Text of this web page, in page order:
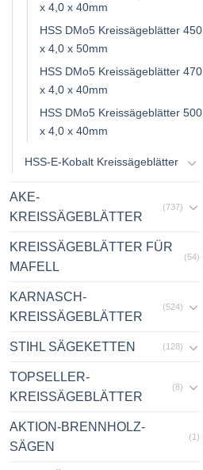
x 4,0 x 40mm
HSS DMo5 Kreissägeblätter 450
x 4,0 x 50mm
HSS DMo5 Kreissägeblätter 470
x 4,0 x 40mm
HSS DMo5 Kreissägeblätter 500
x 4,0 x 40mm
HSS-E-Kobalt Kreissägeblätter
AKE-
KREISSÄGEBLÄTTER
(737)
KREISSÄGEBLÄTTER FÜR
MAFELL
(54)
KARNASCH-
KREISSÄGEBLÄTTER
(524)
STIHL SÄGEKETTEN (128)
TOPSELLER-
KREISSÄGEBLÄTTER
(8)
AKTION-BRENNHOLZ-
SÄGEN
(1)